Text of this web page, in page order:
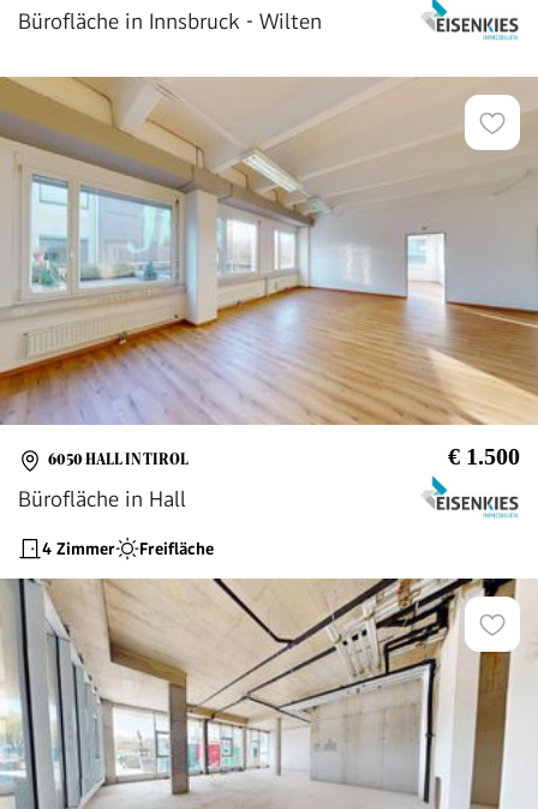
Bürofläche in Innsbruck - Wilten
6050 HALL IN TIROL € 1.500
Bürofläche in Hall
4 Zimmer Freifläche